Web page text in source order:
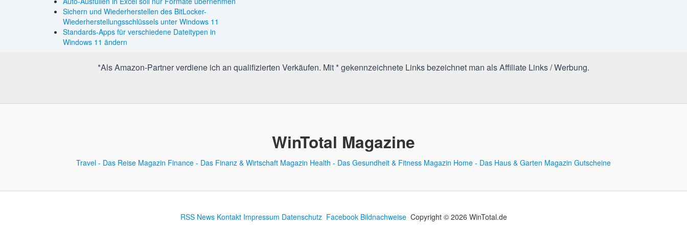
Sichern und Wiederherstellen des BitLocker-
Wiederherstellungsschlüssels unter Windows 11
Standards-Apps für verschiedene Dateitypen in
Windows 11 ändern
*Als Amazon-Partner verdiene ich an qualifizierten Verkäufen. Mit * gekennzeichnete Links bezeichnet man als Affiliate Links / Werbung.
WinTotal Magazine
Travel - Das Reise Magazin Finance - Das Finanz & Wirtschaft Magazin Health - Das Gesundheit & Fitness Magazin Home - Das Haus & Garten Magazin Gutscheine
RSS News Kontakt Impressum Datenschutz Facebook BildnachweiseCopyright © 2026 WinTotal.de